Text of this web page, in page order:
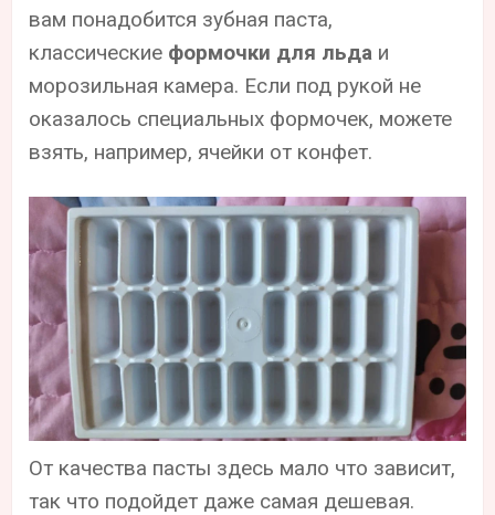
вам понадобится зубная паста,
классические формочки для льда и
морозильная камера. Если под рукой не
оказалось специальных формочек, можете
взять, например, ячейки от конфет.
От качества пасты здесь мало что зависит,
так что подойдет даже самая дешевая.